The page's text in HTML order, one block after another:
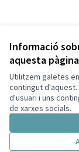
Informació
aquesta
Utilitzem galetes
contingut
d'usuari i uns
de xarxes socials.
Termes i
Configuració de
Decidim Sant Cugat
(Enllaç extern)
Decidim Sant
Decidim